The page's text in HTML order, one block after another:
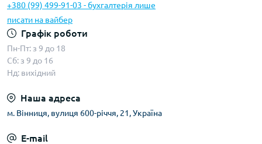
+380 (99) 499-91-03 - бухгалтерія лише
писати на вайбер
Графік роботи
Пн-Пт: з 9 до 18
Сб: з 9 до 16
Нд: вихідний
Наша адреса
м. Вінниця, вулиця 600-річчя, 21, Україна
E-mail